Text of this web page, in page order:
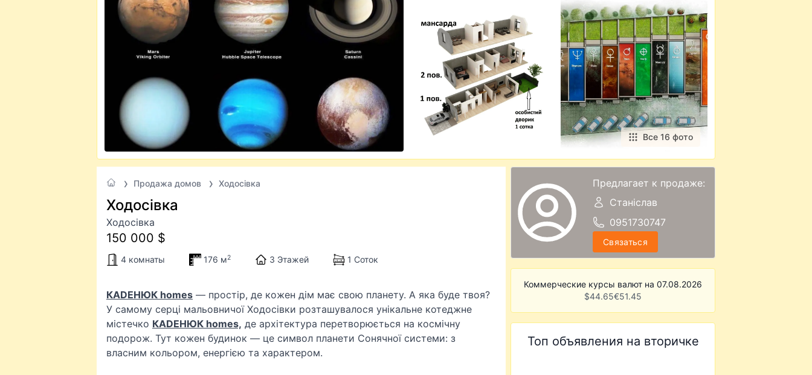
Все 16 фото
Продажа домов Ходосівка
Ходосівка
Ходосівка
150 000 $
4 комнаты 176 м2 3 Этажей 1 Соток
КАDЕНЮК homes — простір, де кожен дім має свою планету. А яка буде твоя?
У самому серці мальовничої Ходосівки розташувалося унікальне котеджне
містечко КАDЕНЮК homes, де архітектура перетворюється на космічну
подорож. Тут кожен будинок — це символ планети Сонячної системи: з
власним кольором, енергією та характером.
Предлагает к продаже:
Станіслав
0951730747
Связаться
Коммерческие курсы валют на 07.08.2026
$44.65€51.45
Топ объявления на вторичке